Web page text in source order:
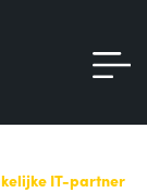
IT-partner